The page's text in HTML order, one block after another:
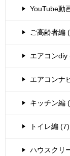
YouTube動
ご高齢者編
エアコンdiy
エアコンナ
キッチン編
トイレ編 (7)
ハウスクリ